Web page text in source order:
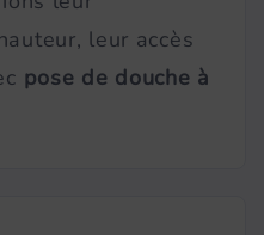
leur accès
pose de douche à